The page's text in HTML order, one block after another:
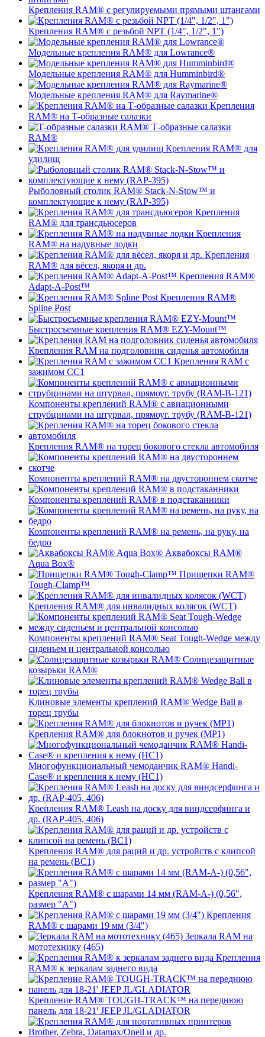
Крепления RAM® c регулируемыми прямыми штангами
Крепления RAM® с резьбой NPT (1/4", 1/2", 1")
Модельные крепления RAM® для Lowrance®
Модельные крепления RAM® для Humminbird®
Модельные крепления RAM® для Raymarine®
Крепления
RAM® на Т-образные салазки
Т-образные салазки
RAM®
Крепления RAM® для
удилищ
Рыболовный столик RAM® Stack-N-Stow™ и
комплектующие к нему (RAP-395)
Крепления
RAM® для трансдьюсеров
Крепления
RAM® на надувные лодки
Крепления
RAM® для вёсел, якоря и др.
Крепления RAM®
Adapt-A-Post™
Крепления RAM®
Spline Post
Быстросъемные крепления RAM® EZY-Mount™
Крепления RAM на подголовник сиденья автомобиля
Крепления RAM с
зажимом СС1
Компоненты креплений RAM® с авиационными
струбцинами на штурвал, прямоуг. трубу (RAM-B-121)
Крепления RAM® на торец бокового стекла автомобиля
Компоненты креплений RAM® на двустороннем скотче
Компоненты креплений RAM® в подстаканники
Компоненты креплений RAM® на ремень, на руку, на
бедро
Аквабоксы RAM®
Aqua Box®
Прищепки RAM®
Tough-Clamp™
Крепления RAM® для инвалидных колясок (WCT)
Компоненты креплений RAM® Seat Tough-Wedge между
сиденьем и центральной консолью
Солнцезащитные
козырьки RAM®
Клиновые элементы креплений RAM® Wedge Ball в
торец трубы
Крепления RAM® для блокнотов и ручек (MP1)
Многофункциональный чемоданчик RAM® Handi-
Case® и крепления к нему (HC1)
Крепления RAM® Leash на доску для виндсерфинга и
др. (RAP-405, 406)
Крепления RAM® для раций и др. устройств с клипсой
на ремень (BC1)
Крепления RAM® с шарами 14 мм (RAM-A-) (0,56",
размер "A")
Крепления
RAM® с шарами 19 мм (3/4")
Зеркала RAM на
мототехнику (465)
Крепления
RAM® к зеркалам заднего вида
Крепление RAM® TOUGH-TRACK™ на переднюю
панель для 18-21' JEEP JL/GLADIATOR